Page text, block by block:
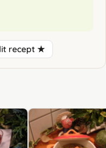
recept ★